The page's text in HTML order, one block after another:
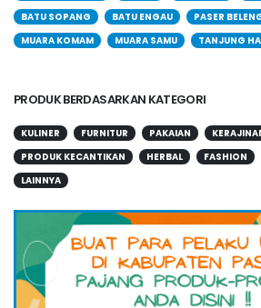
BATU SOPANG
BATU ENGAU
PASER
MUARA KOMAM
MUARA SAMU TANJUNG
PRODUK BERDASARKAN KATEGORI
KULINER FURNITUR PAKAIAN
PRODUK KECANTIKAN
HERBAL FASHION
LAINNYA